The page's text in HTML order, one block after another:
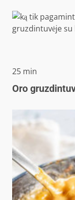
25minučių
min
Oro